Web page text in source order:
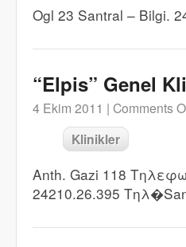
Ogl 23 Santral – Bilgi.
“Elpis” Genel
4 Ekim 2011 | Comments
Klinikler
Anth. Gazi 118
24210.26.395